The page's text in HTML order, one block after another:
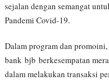
sejalan dengan semangat
Pandemi Covid-19.
Dalam program dan promoini,
bank bjb berkesempatan
dalam melakukan transaksi